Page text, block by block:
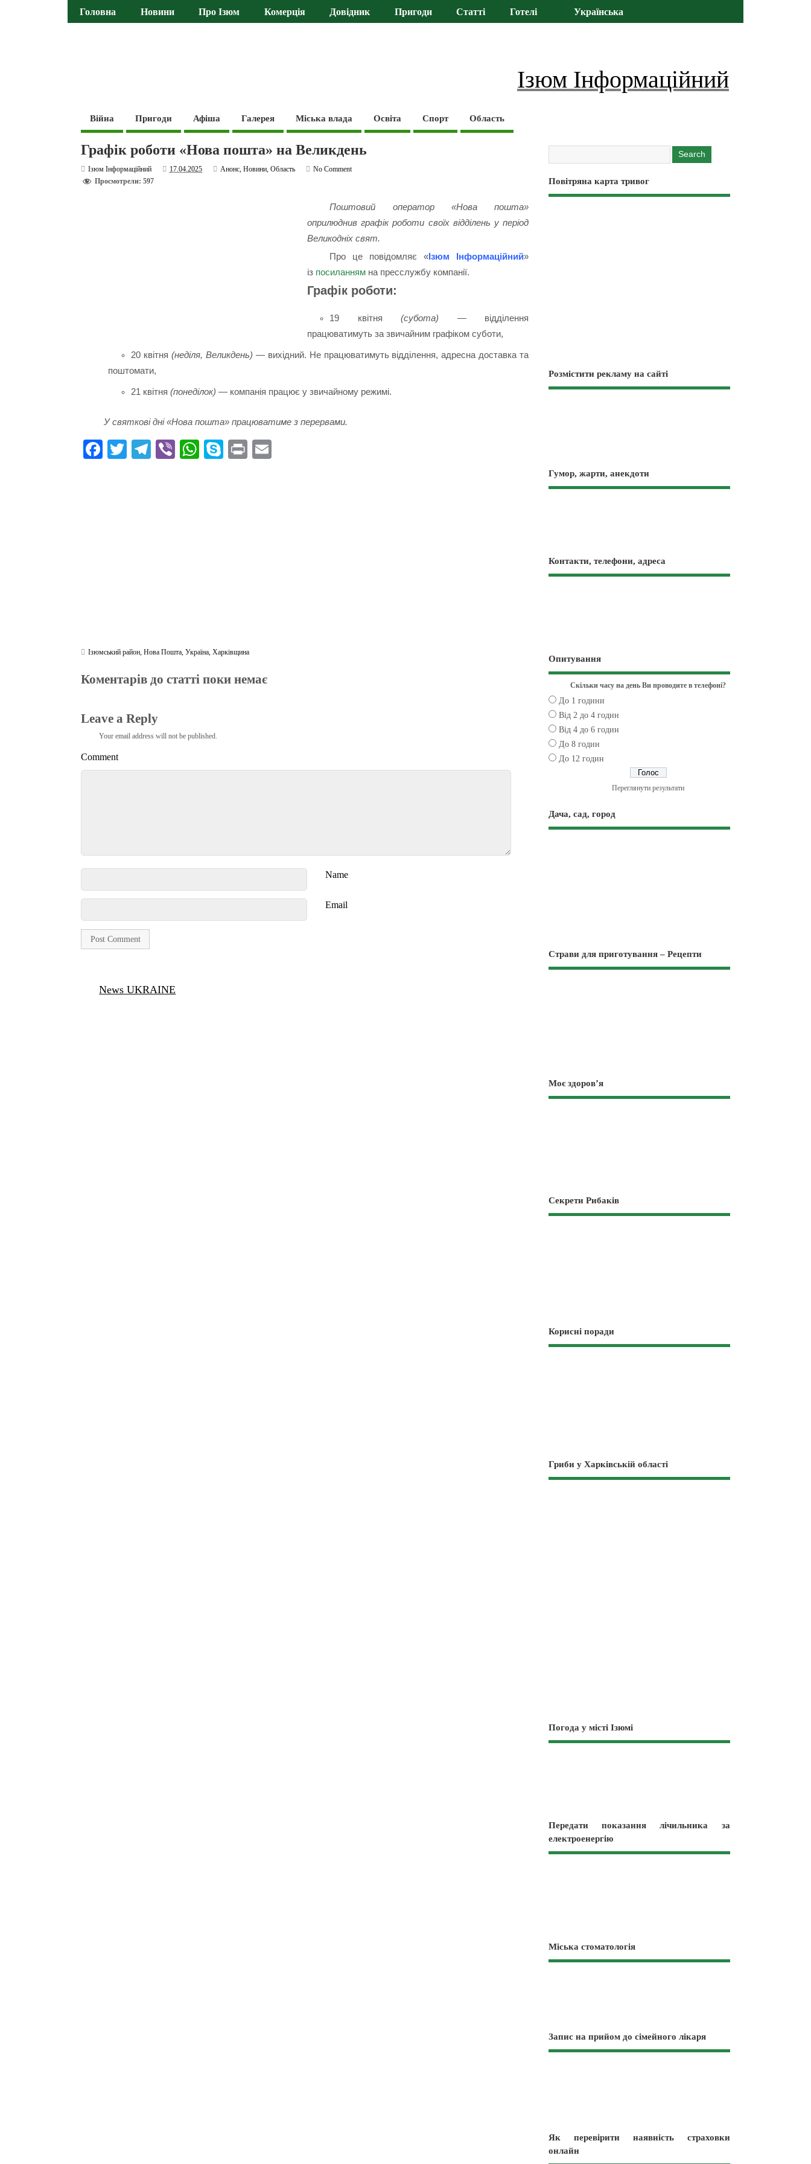
Головна Новини Про Ізюм Комерція Довідник Пригоди Статті Готелі Українська
Ізюм Інформаційний
Війна Пригоди Афіша Галерея Міська влада Освіта Спорт Область
Графік роботи «Нова пошта» на Великдень
Ізюм Інформаційний 17.04.2025 Анонс,Новини,Область
No Comment
Просмотрели: 597
Поштовий оператор «Нова пошта»
оприлюднив графік роботи своїх відділень у період
Великодніх свят.
Про це повідомляє «Ізюм Інформаційний»
із посиланнямна пресслужбу компанії.
Графік роботи:
19 квітня(субота) — відділення
працюватимуть за звичайним графіком суботи,
20 квітня (неділя, Великдень) — вихідний. Не працюватимуть відділення, адресна доставка та
поштомати,
21 квітня (понеділок) — компанія працює у звичайному режимі.
У святкові дні «Нова пошта» працюватиме з перервами.
Fa T
Te Vi
W
S
Pr
Ізюмський район,Нова Пошта,Україна,Харківщина
Коментарів до статті поки немає
Leave a Reply
Your email address will not be published.
Comment
Name
Email
News UKRAINE
Повітряна карта тривог
Розмістити рекламу на сайті
Гумор, жарти, анекдоти
Контакти, телефони, адреса
Опитування
Скільки часу на день Ви проводите в телефоні?
До 1 години
Від 2 до 4 годин
Від 4 до 6 годин
До 8 годин
До 12 годин
Переглянути результати
Дача, сад, город
Страви для приготування – Рецепти
Моє здоров’я
Секрети Рибаків
Корисні поради
Гриби у Харківській області
Погода у місті Ізюмі
Передати показання лічильника за
електроенергію
Міська стоматологія
Запис на прийом до сімейного лікаря
Як перевірити наявність страховки
онлайн